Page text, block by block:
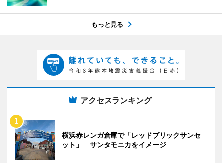
もっと見る
アクセスランキング
横浜赤レンガ倉庫で「レッドブリックサンセ
ット」 サンタモニカをイメージ